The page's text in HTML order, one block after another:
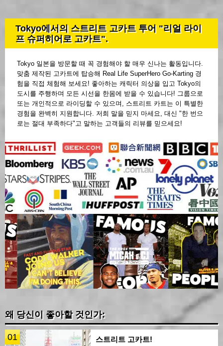
Tokyo에서의 스트리트 고카트 투어 "리얼 라이
프 슈퍼히어로 고카트".
Tokyo 일본을 방문할 때 꼭 경험해야 할 매우 신나는 활동입니다.
맞춤 제작된 고카트에 탑승해 Real Life SuperHero Go-Karting 경
험을 직접 체험해 보세요! 좋아하는 캐릭터 의상을 입고 Tokyo의
도시를 주행하며 모든 시선을 한몸에 받을 수 있습니다! 그룹으로
또는 개인적으로 라이딩할 수 있으며, 스트리트 카트는 이 특별한
경험을 완벽히 지원합니다. 저희 말을 믿지 마세요, 대신 "한 번으
로는 절대 부족하다"고 말하는 고객들의 리뷰를 믿으세요!
왜 당신이 좋아할 것인가:
01 스트리트 고카트!